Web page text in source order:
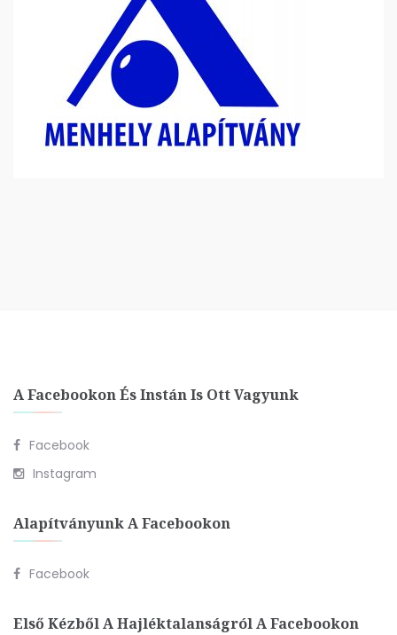
A Facebookon És Instán Is Ott Vagyunk
Facebook
Instagram
Alapítványunk A Facebookon
Facebook
Első Kézből A Hajléktalanságról A Facebookon